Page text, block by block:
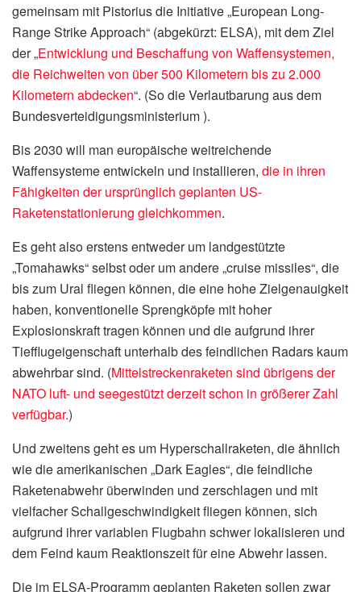
gemeinsam mit Pistorius die Initiative „European Long-
Range Strike Approach“ (abgekürzt: ELSA), mit dem Ziel
der „Entwicklung und Beschaffung von Waffensystemen,
die Reichweiten von über 500 Kilometern bis zu 2.000
Kilometern abdecken“. (So die Verlautbarung aus dem
Bundesverteidigungsministerium ).
Bis 2030 will man europäische weitreichende
Waffensysteme entwickeln und installieren, die in ihren
Fähigkeiten der ursprünglich geplanten US-
Raketenstationierung gleichkommen.
Es geht also erstens entweder um landgestützte
„Tomahawks“ selbst oder um andere „cruise missiles“, die
bis zum Ural fliegen können, die eine hohe Zielgenauigkeit
haben, konventionelle Sprengköpfe mit hoher
Explosionskraft tragen können und die aufgrund ihrer
Tiefflugeigenschaft unterhalb des feindlichen Radars kaum
abwehrbar sind. (Mittelstreckenraketen sind übrigens der
NATO luft- und seegestützt derzeit schon in größerer Zahl
verfügbar.)
Und zweitens geht es um Hyperschallraketen, die ähnlich
wie die amerikanischen „Dark Eagles“, die feindliche
Raketenabwehr überwinden und zerschlagen und mit
vielfacher Schallgeschwindigkeit fliegen können, sich
aufgrund ihrer variablen Flugbahn schwer lokalisieren und
dem Feind kaum Reaktionszeit für eine Abwehr lassen.
Die im ELSA-Programm geplanten Raketen sollen zwar